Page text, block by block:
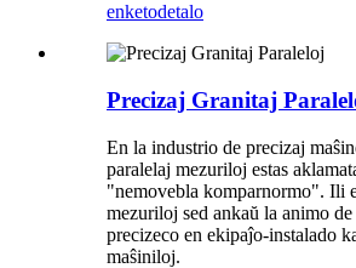
enketodetalo
Precizaj Granitaj
En la industrio de precizaj
paralelaj mezuriloj estas
"nemovebla komparnormo". Ili
mezuriloj sed ankaŭ la animo de
precizeco en ekipaĵo-instalado
maŝiniloj.